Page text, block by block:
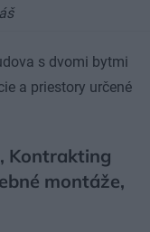
s dvomi bytmi
a priestory určené
Kontrakting
montáže,